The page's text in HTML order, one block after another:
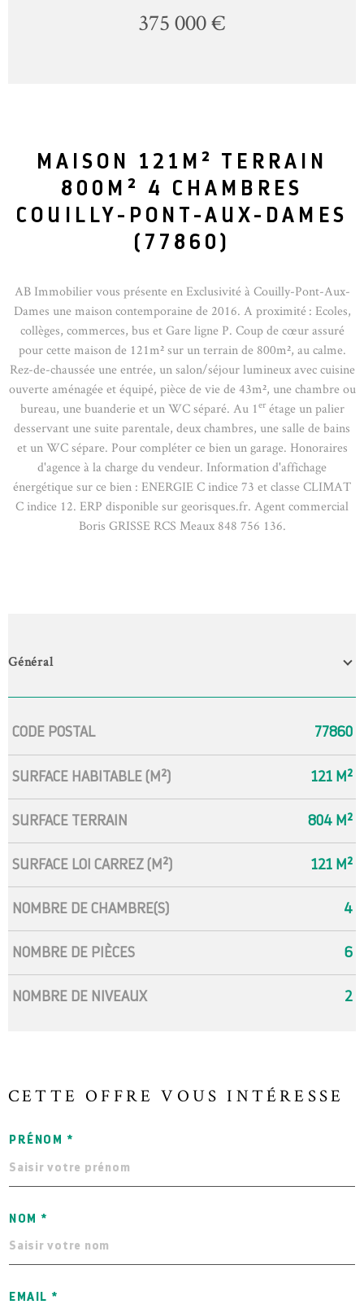
375 000 €
MAISON 121M² TERRAIN
800M² 4 CHAMBRES
COUILLY-PONT-AUX-DAMES
(77860)
AB Immobilier vous présente en Exclusivité à Couilly-Pont-Aux-
Dames une maison contemporaine de 2016. A proximité : Ecoles,
collèges, commerces, bus et Gare ligne P. Coup de cœur assuré
pour cette maison de 121m² sur un terrain de 800m², au calme.
Rez-de-chaussée une entrée, un salon/séjour lumineux avec cuisine
ouverte aménagée et équipé, pièce de vie de 43m², une chambre ou
bureau, une buanderie et un WC séparé. Au 1erétage un palier
desservant une suite parentale, deux chambres, une salle de bains
et un WC sépare. Pour compléter ce bien un garage. Honoraires
d'agence à la charge du vendeur. Information d'affichage
énergétique sur ce bien : ENERGIE C indice 73 et classe CLIMAT
C indice 12. ERP disponible sur georisques.fr. Agent commercial
Boris GRISSE RCS Meaux 848 756 136.
Général
Caractérisque Valeurs
CODE POSTAL 77860
SURFACE HABITABLE (M²) 121 M²
SURFACE TERRAIN 804 M²
SURFACE LOI CARREZ (M²) 121 M²
NOMBRE DE CHAMBRE(S) 4
NOMBRE DE PIÈCES 6
NOMBRE DE NIVEAUX 2
CETTE OFFRE VOUS INTÉRESSE
PRÉNOM *
NOM *
EMAIL *